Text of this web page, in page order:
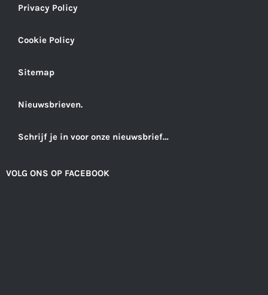
Privacy Policy
Cookie Policy
Sitemap
Nieuwsbrieven.
Schrijf je in voor onze nieuwsbrief…
VOLG ONS OP FACEBOOK